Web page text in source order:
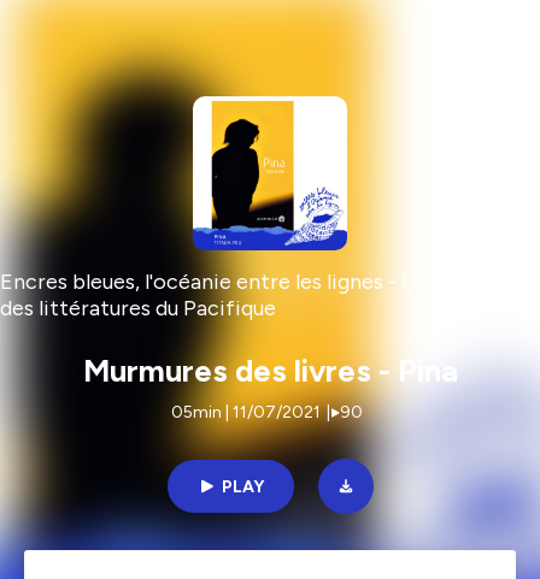
Encres bleues, l'océanie entre les lignes - Le podcast
des littératures du Pacifique
Murmures des livres - Pina
05min | 11/07/2021 | 90
PLAY